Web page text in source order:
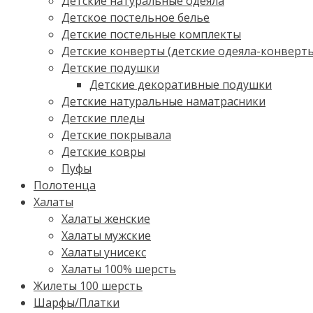
Детское постельное белье
Детские постельные комплекты
Детские конверты (детские одеяла-
Детские подушки
Детские декоративные подушки
Детские натуральные наматрасники
Детские пледы
Детские покрывала
Детские ковры
Пуфы
Полотенца
Халаты
Халаты женские
Халаты мужские
Халаты унисекс
Халаты 100% шерсть
Жилеты 100 шерсть
Шарфы/Платки